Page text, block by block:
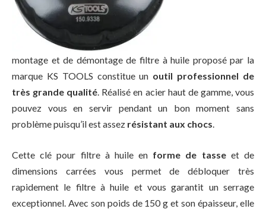
montage et de démontage de filtre à huile proposé par la
marque KS TOOLS constitue un outil professionnel de
très grande qualité. Réalisé en acier haut de gamme, vous
pouvez vous en servir pendant un bon moment sans
problème puisqu’il est assez résistant aux chocs.
Cette clé pour filtre à huile en forme de tasseet de
dimensions carrées vous permet de débloquer très
rapidement le filtre à huile et vous garantit un serrage
exceptionnel. Avec son poids de 150 g et son épaisseur, elle